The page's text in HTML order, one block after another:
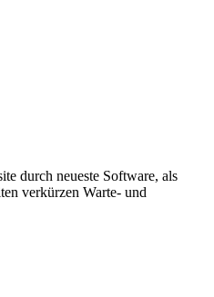
durch neueste Software, als
verkürzen Warte- und